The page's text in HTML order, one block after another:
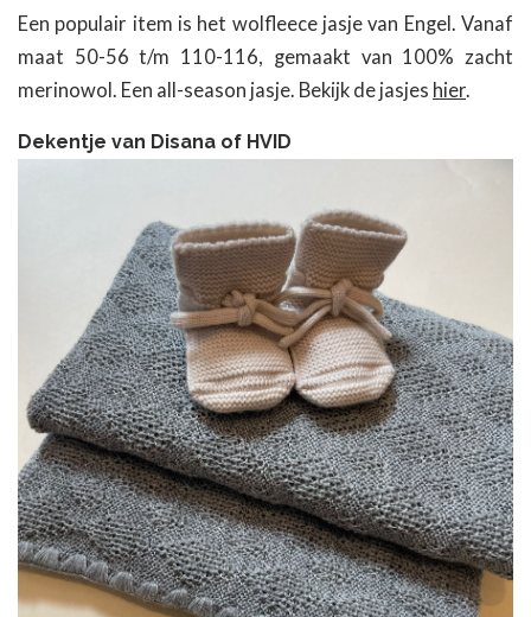
Een populair item is het wolfleece jasje van Engel. Vanaf
maat 50-56 t/m 110-116, gemaakt van 100% zacht
merinowol. Een all-season jasje. Bekijk de jasjes hier.
Dekentje van Disana of HVID